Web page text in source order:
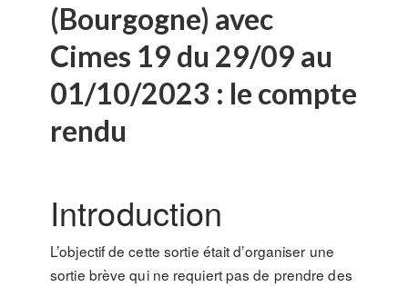
(Bourgogne) avec
Cimes 19 du 29/09 au
01/10/2023 : le compte
rendu
Introduction
L’objectif de cette sortie était d’organiser une
sortie brève qui ne requiert pas de prendre des